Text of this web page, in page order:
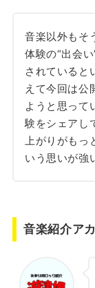
音楽以外もそ
体験の“出会
されていると
えて今回は公
ようと思って
験をシェアし
上がりがもっ
いう思いが強
音楽紹介ア